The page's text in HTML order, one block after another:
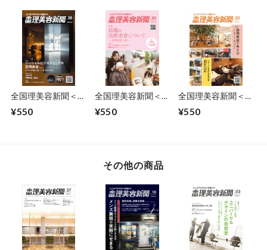
全国理美容新聞＜第
号）
¥550
全国理美容新聞＜第
号）
¥550
全国理美容新聞＜第
号）
¥550
その他の商品